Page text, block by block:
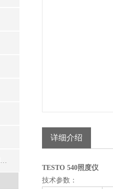
医疗执法与传染病监督快速检测设备
详细介绍
TESTO 540照度仪
技术参数：